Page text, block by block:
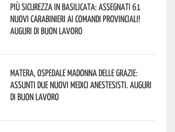
Più sicurezza in Basilicata: assegnati 61
nuovi Carabinieri ai Comandi provinciali!
Auguri di buon lavoro
Matera, Ospedale Madonna delle Grazie:
assunti due nuovi medici anestesisti. Auguri
di buon lavoro